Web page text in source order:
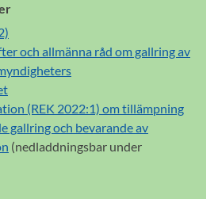
och allmänna råd om gallring av
(REK 2022:1) om tillämpning
gallring och bevarande av
(nedladdningsbar under